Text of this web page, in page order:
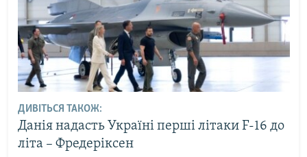
ДИВІТЬСЯ ТАКОЖ:
Данія надасть Україні перші літаки F-16 до
літа – Фредеріксен